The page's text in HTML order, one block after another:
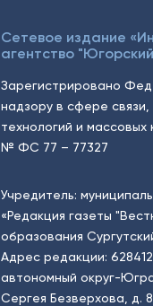
Сетевое издание
агентство
Зарегистрировано
надзору в сфере
технологий и массовых
№ ФС 77 – 77327
Учредитель:
«Редакция газеты
образования
Адрес редакции:
автономный округ-Югра,
Сергея Безверхова, д.